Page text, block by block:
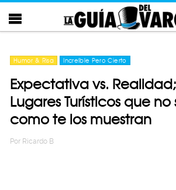
Humor & Risa Increíble Pero Cierto
Expectativa vs.
Lugares Turísticos que no
como te los muestran
Por Ricardo B